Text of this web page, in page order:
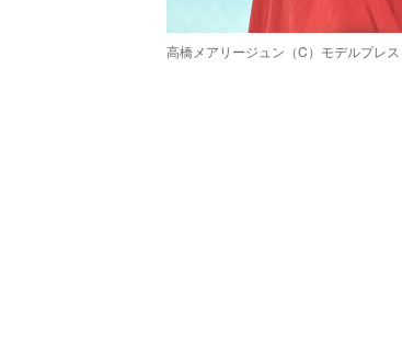
高橋メアリージュン（C）モデルプレス